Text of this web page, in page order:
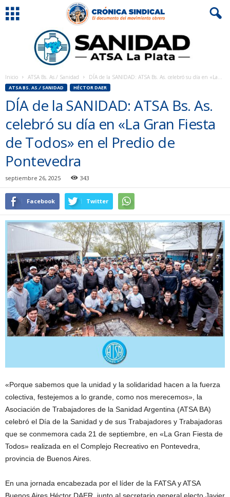
Inicio ATSA Bs. As./ Sanidad DÍA de la SANIDAD: ATSA Bs. As. celebró su día en «La...
ATSA BS. AS./ SANIDAD HÉCTOR DAER
DÍA de la SANIDAD: ATSA Bs. As.
celebró su día en «La Gran Fiesta
de Todos» en el Predio de
Pontevedra
septiembre 26, 2025 343
Facebook Twitter
«Porque sabemos que la unidad y la solidaridad hacen a la fuerza
colectiva, festejemos a lo grande, como nos merecemos», la
Asociación de Trabajadores de la Sanidad Argentina (ATSA BA)
celebró el Día de la Sanidad y de sus Trabajadores y Trabajadoras
que se conmemora cada 21 de septiembre, en «La Gran Fiesta de
Todos» realizada en el Complejo Recreativo en Pontevedra,
provincia de Buenos Aires.
En una jornada encabezada por el líder de la FATSA y ATSA